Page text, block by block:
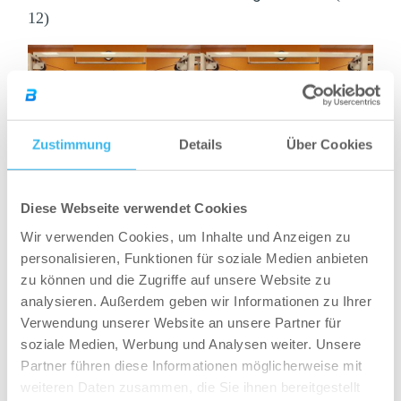
Zustimmung Details Über Cookies
Diese Webseite verwendet Cookies
Wir verwenden Cookies, um Inhalte und Anzeigen zu
personalisieren, Funktionen für soziale Medien anbieten
zu können und die Zugriffe auf unsere Website zu
analysieren. Außerdem geben wir Informationen zu Ihrer
Verwendung unserer Website an unsere Partner für
soziale Medien, Werbung und Analysen weiter. Unsere
Partner führen diese Informationen möglicherweise mit
weiteren Daten zusammen, die Sie ihnen bereitgestellt
12)
4. Laterales Heben im Stehen
5. Supersatz: Nackendrücken / Aufrechtes